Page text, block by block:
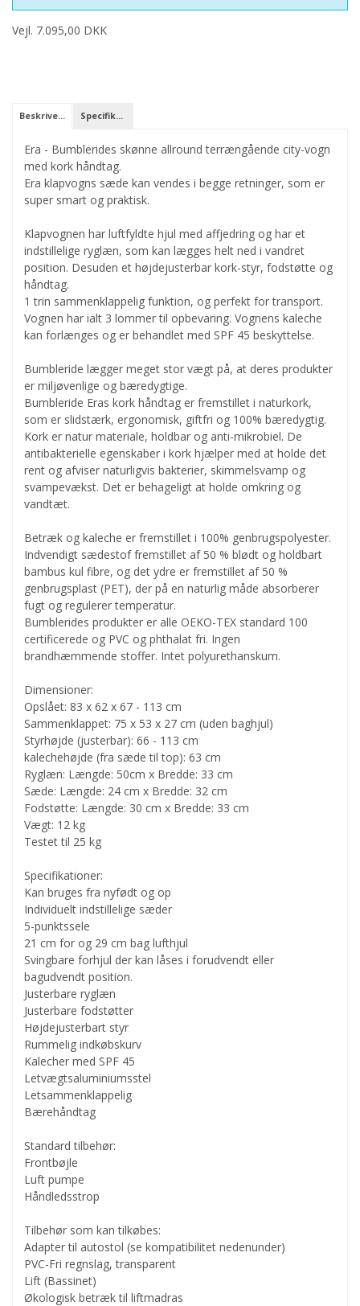
Vejl. 7.095,00 DKK
Beskrivelse Specifikationer
Era - Bumblerides skønne allround terrængående city-vogn
med kork håndtag.
Era klapvogns sæde kan vendes i begge retninger, som er
super smart og praktisk.
Klapvognen har luftfyldte hjul med affjedring og har et
indstillelige ryglæn, som kan lægges helt ned i vandret
position. Desuden et højdejusterbar kork-styr, fodstøtte og
håndtag.
1 trin sammenklappelig funktion, og perfekt for transport.
Vognen har ialt 3 lommer til opbevaring. Vognens kaleche
kan forlænges og er behandlet med SPF 45 beskyttelse.
Bumbleride lægger meget stor vægt på, at deres produkter
er miljøvenlige og bæredygtige.
Bumbleride Eras kork håndtag er fremstillet i naturkork,
som er slidstærk, ergonomisk, giftfri og 100% bæredygtig.
Kork er natur materiale, holdbar og anti-mikrobiel. De
antibakterielle egenskaber i kork hjælper med at holde det
rent og afviser naturligvis bakterier, skimmelsvamp og
svampevækst. Det er behageligt at holde omkring og
vandtæt.
Betræk og kaleche er fremstillet i 100% genbrugspolyester.
Indvendigt sædestof fremstillet af 50 % blødt og holdbart
bambus kul fibre, og det ydre er fremstillet af 50 %
genbrugsplast (PET), der på en naturlig måde absorberer
fugt og regulerer temperatur.
Bumblerides produkter er alle OEKO-TEX standard 100
certificerede og PVC og phthalat fri. Ingen
brandhæmmende stoffer. Intet polyurethanskum.
Dimensioner:
Opslået: 83 x 62 x 67 - 113 cm
Sammenklappet: 75 x 53 x 27 cm (uden baghjul)
Styrhøjde (justerbar): 66 - 113 cm
kalechehøjde (fra sæde til top): 63 cm
Ryglæn: Længde: 50cm x Bredde: 33 cm
Sæde: Længde: 24 cm x Bredde: 32 cm
Fodstøtte: Længde: 30 cm x Bredde: 33 cm
Vægt: 12 kg
Testet til 25 kg
Specifikationer:
Kan bruges fra nyfødt og op
Individuelt indstillelige sæder
5-punktssele
21 cm for og 29 cm bag lufthjul
Svingbare forhjul der kan låses i forudvendt eller
bagudvendt position.
Justerbare ryglæn
Justerbare fodstøtter
Højdejusterbart styr
Rummelig indkøbskurv
Kalecher med SPF 45
Letvægtsaluminiumsstel
Letsammenklappelig
Bærehåndtag
Standard tilbehør:
Frontbøjle
Luft pumpe
Håndledsstrop
Tilbehør som kan tilkøbes:
Adapter til autostol (se kompatibilitet nedenunder)
PVC-Fri regnslag, transparent
Lift (Bassinet)
Økologisk betræk til liftmadras